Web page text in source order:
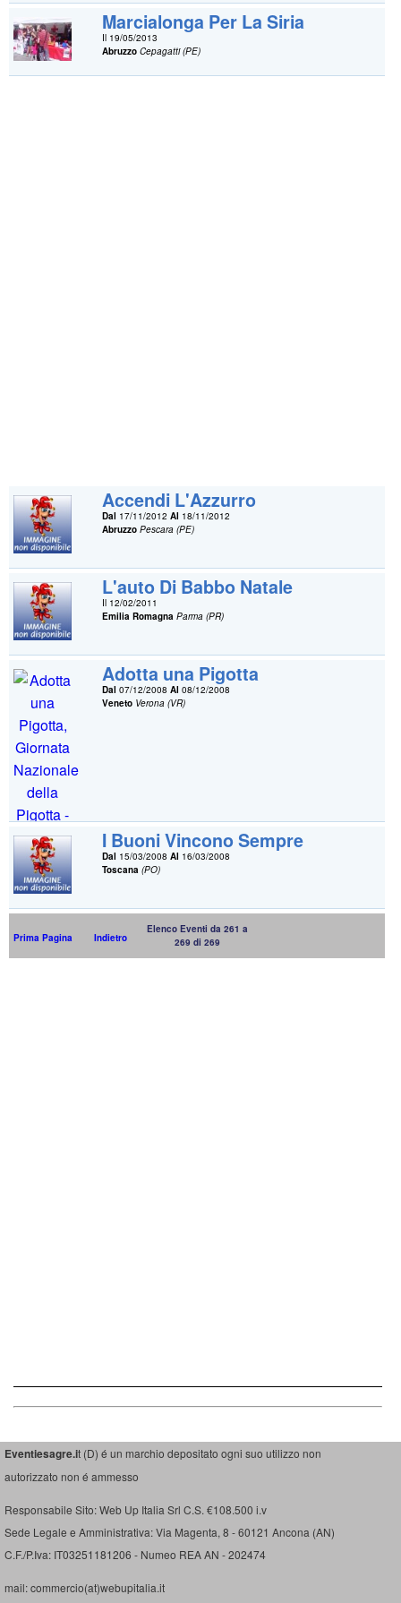
Marcialonga Per La Siria
Il 19/05/2013
Abruzzo Cepagatti (PE)
Accendi L'Azzurro
Dal 17/11/2012Al 18/11/2012
Abruzzo Pescara (PE)
L'auto Di Babbo Natale
Il 12/02/2011
Emilia Romagna Parma (PR)
Adotta una Pigotta
Dal 07/12/2008Al 08/12/2008
Veneto Verona (VR)
I Buoni Vincono Sempre
Dal 15/03/2008Al 16/03/2008
Toscana (PO)
Prima Pagina Indietro
Elenco Eventi da 261 a
269 di 269
Eventiesagre.it (D) é un marchio depositato ogni suo utilizzo non
autorizzato non é ammesso
Responsabile Sito: Web Up Italia Srl C.S. €108.500 i.v
Sede Legale e Amministrativa: Via Magenta, 8 - 60121 Ancona (AN)
C.F./P.Iva: IT03251181206 - Numeo REA AN - 202474
mail: commercio(at)webupitalia.it